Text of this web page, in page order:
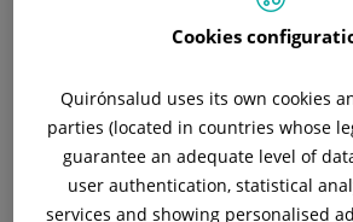
Recuerde lavarse las manos
cordón.
Limpiar la zona del cordón con
limpiar la zona inferior. Puede
jabón neutro para limpiarlo,
secarlo bien después, se debe
Cookies
Quirónsalud uses its own cookies
parties (located in countries whose
guarantee an adequate level of
user authentication, statistical
services and showing personalised